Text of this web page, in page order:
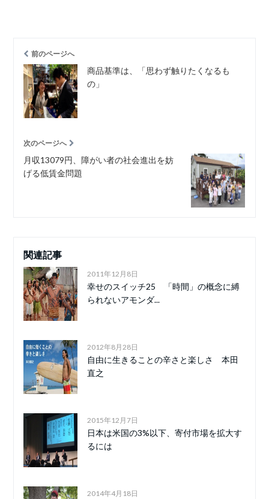
前のページへ
商品基準は、「思わず触りたくなるも
の」
次のページへ
月収13079円、障がい者の社会進出を妨
げる低賃金問題
関連記事
2011年12月8日
幸せのスイッチ25 「時間」の概念に縛
られないアモンダ...
2012年8月28日
自由に生きることの辛さと楽しさ 本田
直之
2015年12月7日
日本は米国の3%以下、寄付市場を拡大す
るには
2014年4月18日